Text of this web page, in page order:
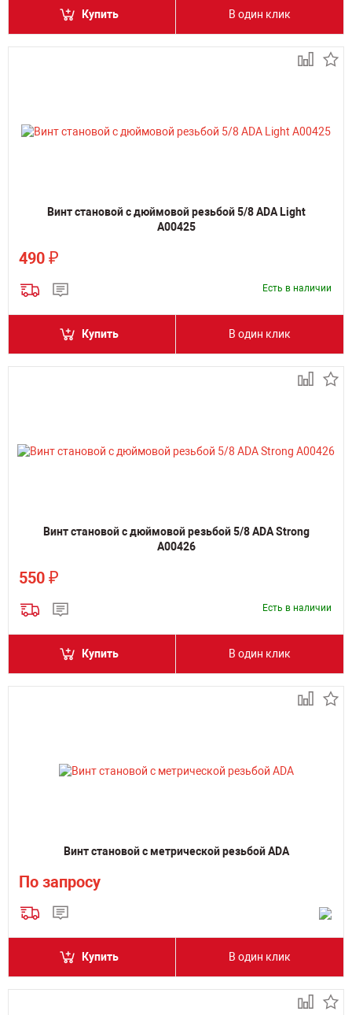
Купить В один клик
Винт становой с дюймовой резьбой 5/8 ADA Light
А00425
490 ₽
Есть в наличии
Купить В один клик
Винт становой с дюймовой резьбой 5/8 ADA Strong
А00426
550 ₽
Есть в наличии
Купить В один клик
Винт становой с метрической резьбой ADA
По запросу
Купить В один клик